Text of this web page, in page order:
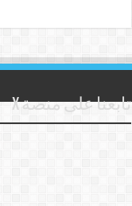
تابعنا على منصة X